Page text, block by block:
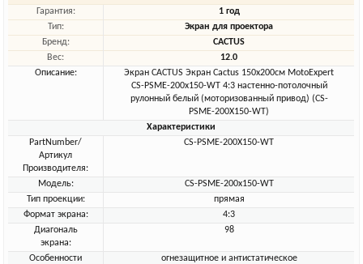
Гарантия:
1 год
Тип:
Экран для проектора
Бренд:
CACTUS
Вес:
12.0
Описание:
Экран CACTUS Экран Cactus 150x200см MotoExpert
CS-PSME-200x150-WT 4:3 настенно-потолочный
рулонный белый (моторизованный привод) (CS-
PSME-200X150-WT)
Характеристики
PartNumber/
Артикул
Производителя:
CS-PSME-200X150-WT
Модель:
CS-PSME-200x150-WT
Тип проекции:
прямая
Формат экрана:
4:3
Диагональ
экрана:
98
Особенности
огнезащитное и антистатическое